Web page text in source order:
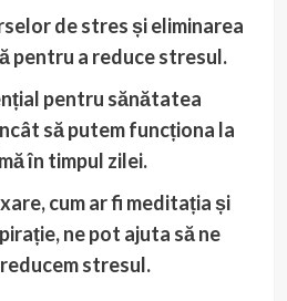
de stres și eliminarea
pentru a reduce stresul.
pentru sănătatea
să putem funcționa la
în timpul zilei.
cum ar fi meditația și
ne pot ajuta să ne
stresul.